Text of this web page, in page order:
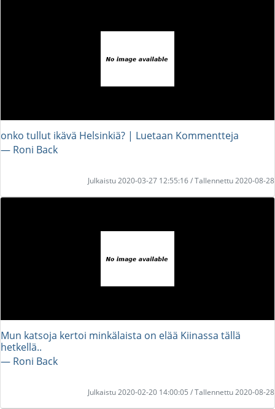
onko tullut ikävä Helsinkiä? | Luetaan Kommentteja
― Roni Back
Julkaistu 2020-03-27 12:55:16 / Tallennettu 2020-08-28
Mun katsoja kertoi minkälaista on elää Kiinassa tällä
hetkellä..
― Roni Back
Julkaistu 2020-02-20 14:00:05 / Tallennettu 2020-08-28